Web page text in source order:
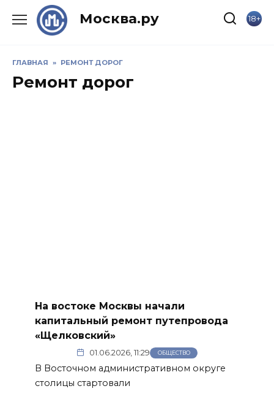
Москва.ру 18+
ГЛАВНАЯ » РЕМОНТ ДОРОГ
Ремонт дорог
На востоке Москвы начали
капитальный ремонт путепровода
«Щелковский»
01.06.2026, 11:29 ОБЩЕСТВО
В Восточном административном округе
столицы стартовали